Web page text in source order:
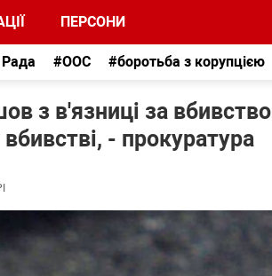
ПЕРСОНИ
#ООС #боротьба з корупцією
з в'язниці за вбивство
- прокуратура